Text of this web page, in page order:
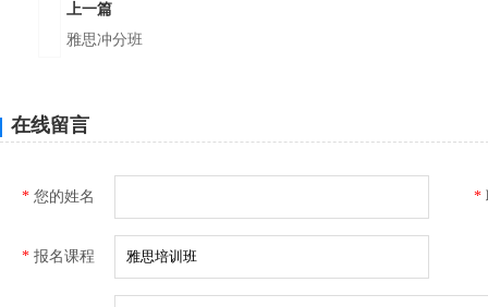
上一篇
雅思冲分班
在线留言
* 您的姓名 *
* 报名课程